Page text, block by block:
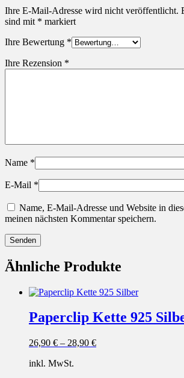
Ihre E-Mail-Adresse wird nicht veröffentlicht.
sind mit * markiert
Ihre Bewertung *
Ihre Rezension *
Name *
E-Mail *
Name, E-Mail-Adresse und Website in
meinen nächsten Kommentar speichern.
Ähnliche Produkte
Paperclip Kette 925
26,90 € – 28,90 €
inkl. MwSt.